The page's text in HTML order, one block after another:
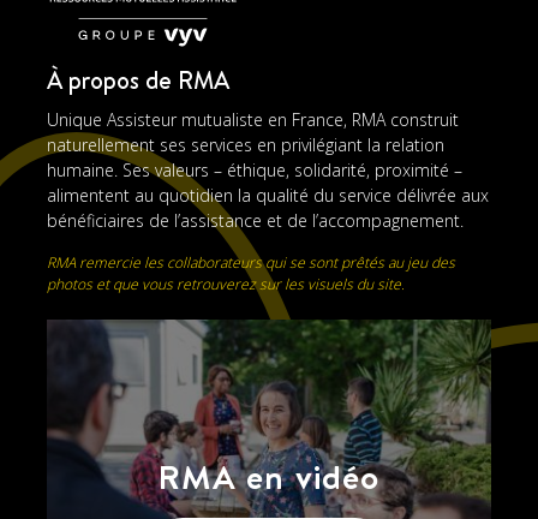
À propos de RMA
Unique Assisteur mutualiste en France, RMA construit
naturellement ses services en privilégiant la relation
humaine. Ses valeurs – éthique, solidarité, proximité –
alimentent au quotidien la qualité du service délivrée aux
bénéficiaires de l’assistance et de l’accompagnement.
RMA remercie les collaborateurs qui se sont prêtés au jeu des
photos et que vous retrouverez sur les visuels du site.
RMA en vidéo